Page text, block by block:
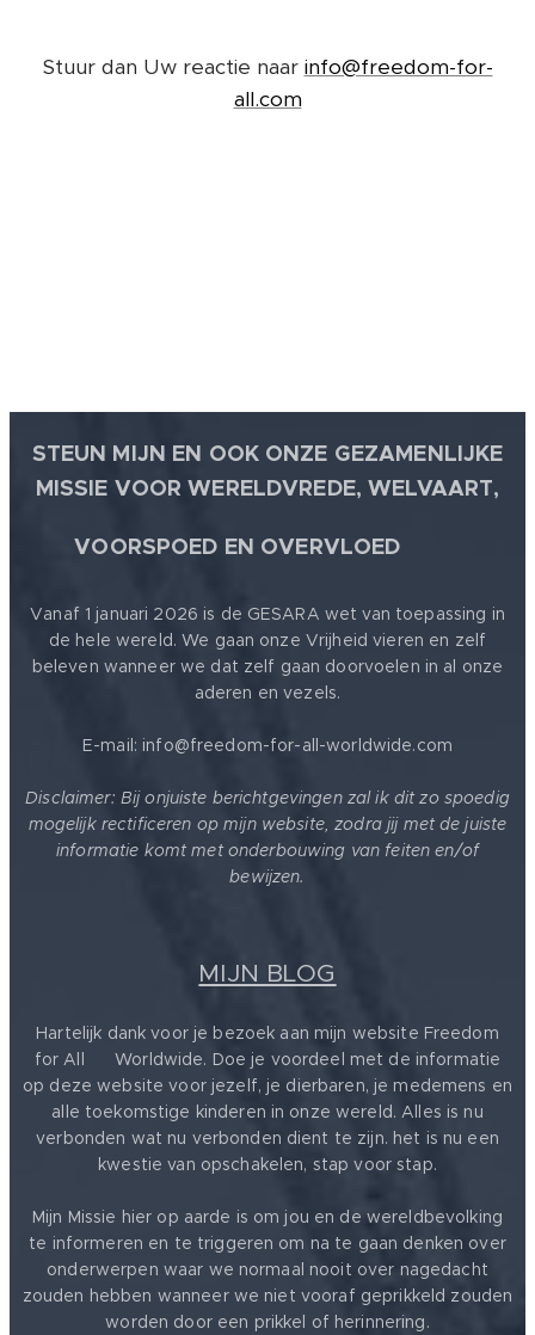
Stuur dan Uw reactie naar info@freedom-for-
all.com
STEUN MIJN EN OOK ONZE GEZAMENLIJKE
MISSIE VOOR WERELDVREDE, WELVAART,
VOORSPOED EN OVERVLOED
Vanaf 1 januari 2026 is de GESARA wet van toepassing in
de hele wereld. We gaan onze Vrijheid vieren en zelf
beleven wanneer we dat zelf gaan doorvoelen in al onze
aderen en vezels.
E-mail: info@freedom-for-all-worldwide.com
Disclaimer: Bij onjuiste berichtgevingen zal ik dit zo spoedig
mogelijk rectificeren op mijn website, zodra jij met de juiste
informatie komt met onderbouwing van feiten en/of
bewijzen.
MIJN BLOG
Hartelijk dank voor je bezoek aan mijn website Freedom
for All ❤️ Worldwide. Doe je voordeel met de informatie
op deze website voor jezelf, je dierbaren, je medemens en
alle toekomstige kinderen in onze wereld. Alles is nu
verbonden wat nu verbonden dient te zijn. het is nu een
kwestie van opschakelen, stap voor stap.
Mijn Missie hier op aarde is om jou en de wereldbevolking
te informeren en te triggeren om na te gaan denken over
onderwerpen waar we normaal nooit over nagedacht
zouden hebben wanneer we niet vooraf geprikkeld zouden
worden door een prikkel of herinnering.